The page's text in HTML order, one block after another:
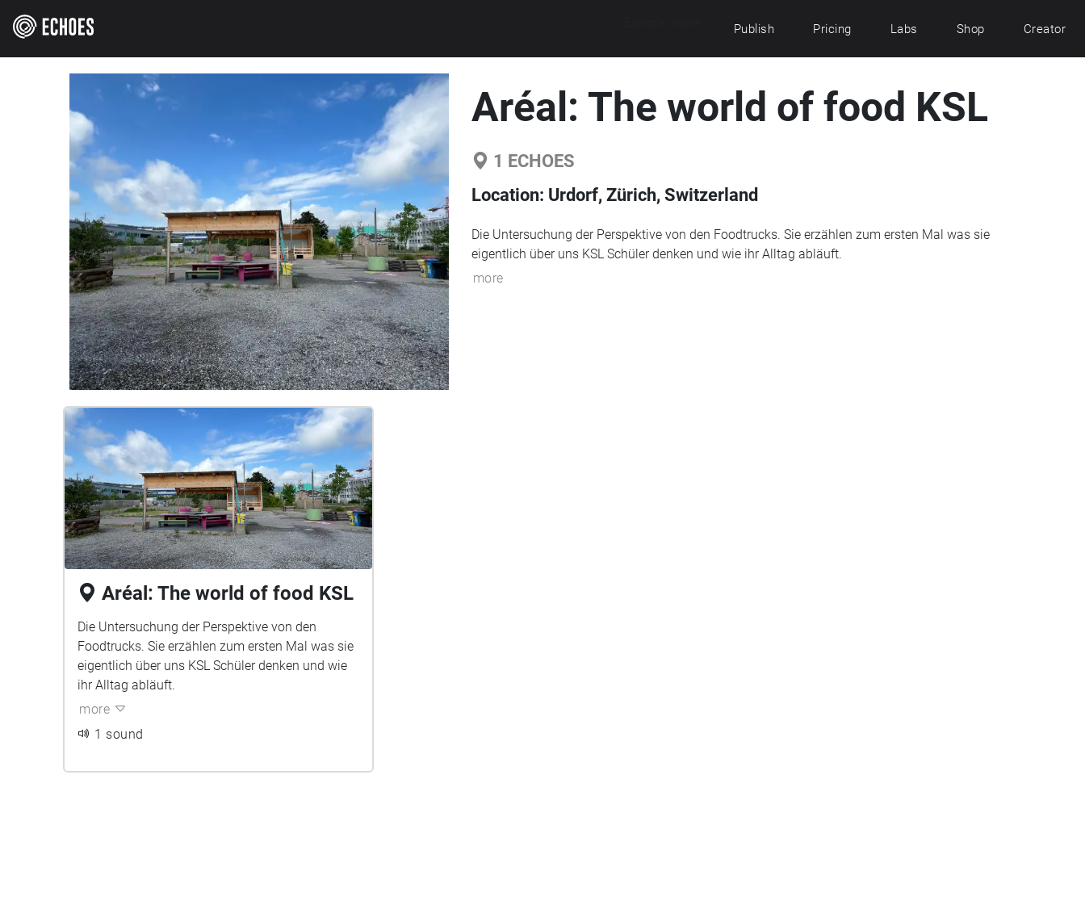
Publish Pricing Labs Shop Creator
Aréal: The world of food KSL
1 ECHOES
Location: Urdorf, Zürich, Switzerland
Die Untersuchung der Perspektive von den Foodtrucks. Sie erzählen zum ersten Mal was sie
eigentlich über uns KSL Schüler denken und wie ihr Alltag abläuft.
more
Aréal: The world of food KSL
Die Untersuchung der Perspektive von den
Foodtrucks. Sie erzählen zum ersten Mal was sie
eigentlich über uns KSL Schüler denken und wie
ihr Alltag abläuft.
more
1 sound